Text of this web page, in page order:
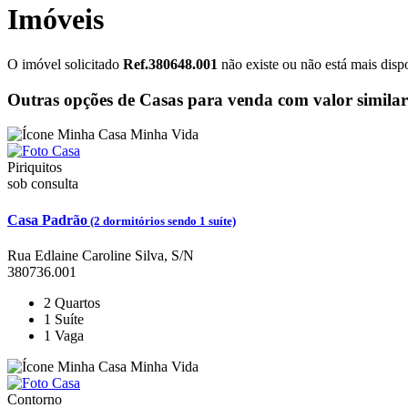
Imóveis
O imóvel solicitado Ref.380648.001 não existe ou não está mais
Outras opções de Casas para venda com valor
Piriquitos
sob consulta
Casa Padrão (2 dormitórios sendo 1 suíte)
Rua Edlaine Caroline Silva, S/N
380736.001
2 Quartos
1 Suíte
1 Vaga
Contorno